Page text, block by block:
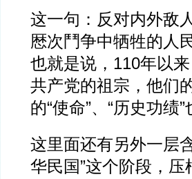
这一句：反对内外敌
厯次鬥争中牺牲的人
也就是说，110年以
共产党的祖宗，他们
的“使命”、“历史功
这里面还有另外一层
华民国”这个阶段，